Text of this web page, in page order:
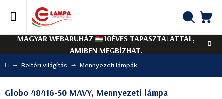
tartalomhoz
MAGYAR WEBÁRUHÁZ
10ÉVES TAPASZTALATTAL,
AMIBEN MEGBÍZHAT.
Kezdőlap
Beltéri világítás Mennyezeti lámpák
Globo 48416-50 MAVY, Mennyezeti lámpa